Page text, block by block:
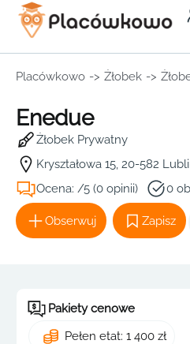
Placówkowo -> Żłobek ->
Enedue
Żłobek Prywatny
Kryształowa 15, 20-582
Ocena: /5 (0 opinii)
0
Obserwuj Zapisz
Pakiety cenowe
Pełen etat: 1 400 zł